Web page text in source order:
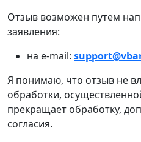
Отзыв возможен путем
заявления:
на e-mail:
Я понимаю, что отзыв не
обработки,
прекращает обработку,
согласия.